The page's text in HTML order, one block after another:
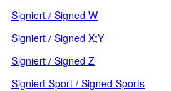
Signiert / Signed W
Signiert / Signed X;Y
Signiert / Signed Z
Signiert Sport / Signed Sports